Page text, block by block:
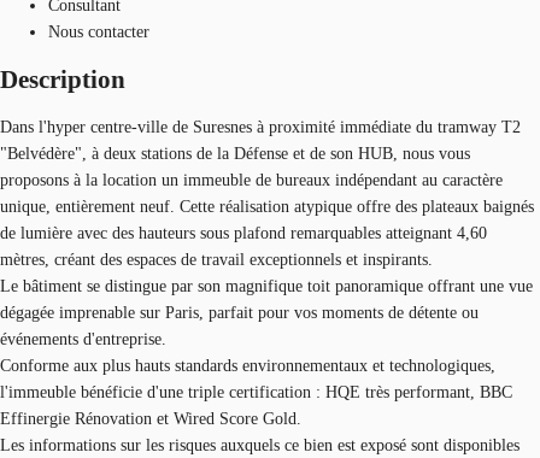
Consultant
Nous contacter
Description
Dans l'hyper centre-ville de Suresnes à proximité immédiate du tramway T2
"Belvédère", à deux stations de la Défense et de son HUB, nous vous
proposons à la location un immeuble de bureaux indépendant au caractère
unique, entièrement neuf. Cette réalisation atypique offre des plateaux baignés
de lumière avec des hauteurs sous plafond remarquables atteignant 4,60
mètres, créant des espaces de travail exceptionnels et inspirants.
Le bâtiment se distingue par son magnifique toit panoramique offrant une vue
dégagée imprenable sur Paris, parfait pour vos moments de détente ou
événements d'entreprise.
Conforme aux plus hauts standards environnementaux et technologiques,
l'immeuble bénéficie d'une triple certification : HQE très performant, BBC
Effinergie Rénovation et Wired Score Gold.
Les informations sur les risques auxquels ce bien est exposé sont disponibles